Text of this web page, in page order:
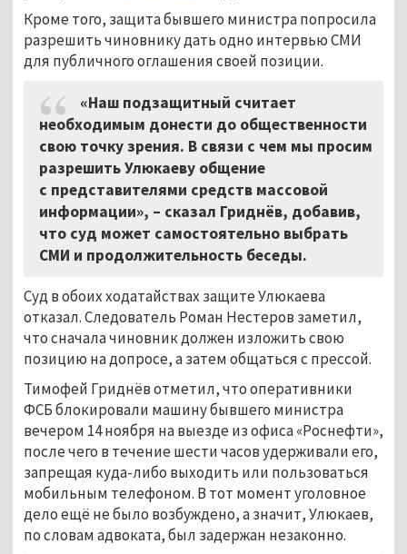
Кроме того, защита бывшего министра попросила
разрешить чиновнику дать одно интервью СМИ
для публичного оглашения своей позиции.
«Наш подзащитный считает
необходимым донести до общественности
свою точку зрения. В связи с чем мы просим
разрешить Улюкаеву общение
с представителями средств массовой
информации», – сказал Гриднёв, добавив,
что суд может самостоятельно выбрать
СМИ и продолжительность беседы.
Суд в обоих ходатайствах защите Улюкаева
отказал. Следователь Роман Нестеров заметил,
что сначала чиновник должен изложить свою
позицию на допросе, а затем общаться с прессой.
Тимофей Гриднёв отметил, что оперативники
ФСБ блокировали машину бывшего министра
вечером 14 ноября на выезде из офиса «Роснефти»,
после чего в течение шести часов удерживали его,
запрещая куда-либо выходить или пользоваться
мобильным телефоном. В тот момент уголовное
дело ещё не было возбуждено, а значит, Улюкаев,
по словам адвоката, был задержан незаконно.